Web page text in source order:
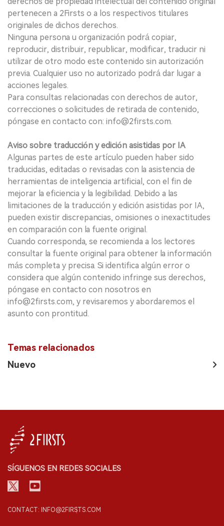
pertenecen a 2Firsts o a los respectivos titulares
originales de dichos derechos.
Ninguna persona u organización podrá copiar,
reproducir, distribuir, republicar, modificar, traducir ni
utilizar de otro modo este contenido sin autorización
previa. Cualquier uso no autorizado podrá dar lugar a
acciones legales.
Para consultas relacionadas con derechos de autor,
correcciones o solicitudes de retirada de contenido,
póngase en contacto con: info@2firsts.com.
Aviso sobre traducción y edición asistidas por IA
Algunas partes de este artículo pueden haber sido
traducidas, editadas o revisadas con la asistencia de
herramientas de inteligencia artificial, con el fin de
mejorar la eficiencia y la legibilidad. Debido a las
limitaciones de la traducción y edición asistidas por IA,
pueden existir discrepancias, omisiones o inexactitudes
en comparación con la fuente original.
Cuando corresponda, se recomienda a los lectores
consultar la fuente original para obtener la información
más completa y precisa. Si identifica algún error o
considera que algún contenido infringe sus derechos,
póngase en contacto con nosotros en
info@2firsts.com, y revisaremos y abordaremos el
asunto con prontitud.
Temas relacionados
Nuevo
SÍGUENOS EN REDES SOCIALES
CONTACT: INFO@2FIRSTS.COM